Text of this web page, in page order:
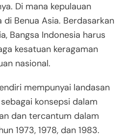
Di mana kepulauan
Benua Asia. Berdasarkan
Bangsa Indonesia harus
kesatuan keragaman
nasional.
mempunyai landasan
konsepsi dalam
dan tercantum dalam
1973, 1978, dan 1983.